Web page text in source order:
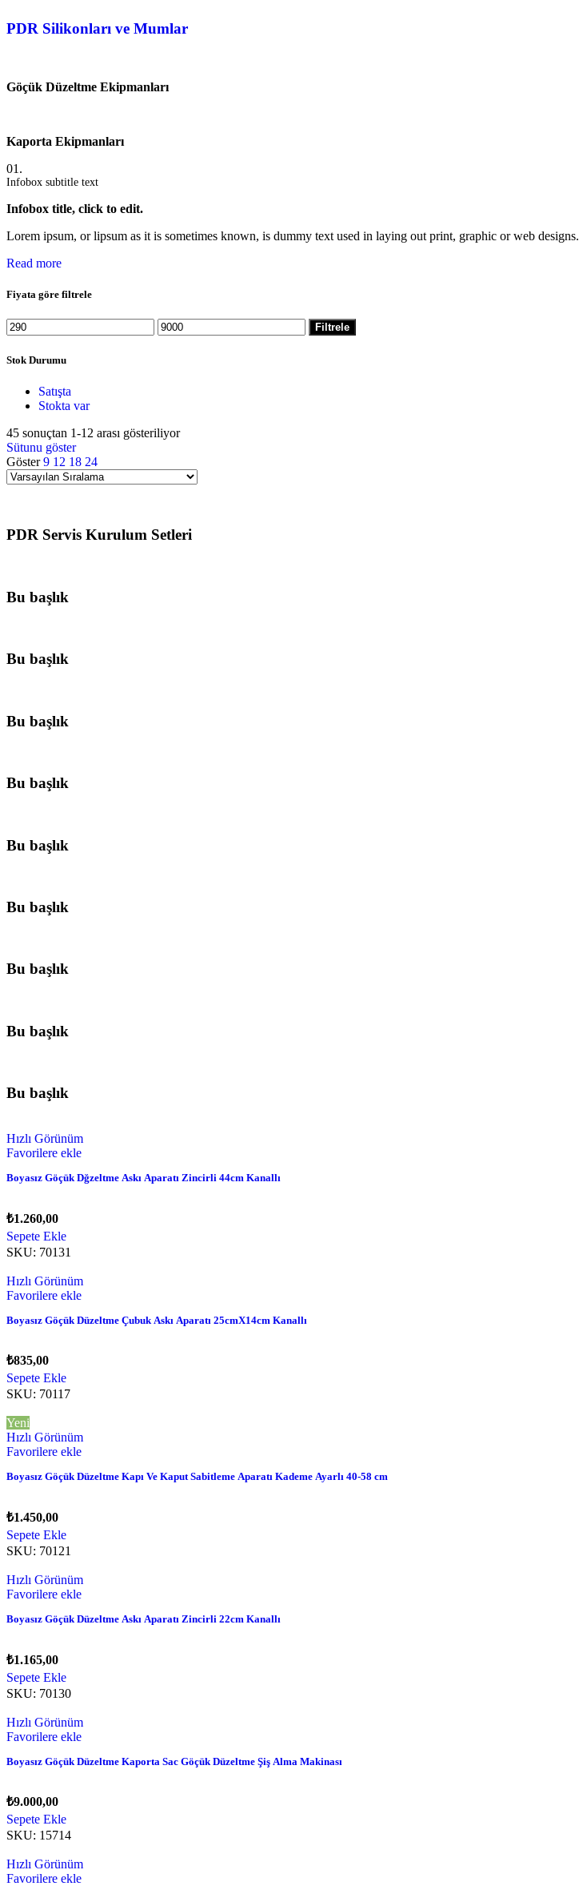
PDR Silikonları ve Mumlar
Göçük Düzeltme Ekipmanları
Kaporta Ekipmanları
01.
Infobox subtitle text
Infobox title, click to edit.
Lorem ipsum, or lipsum as it is sometimes known, is dummy text used in laying out print, graphic or web designs.
Read more
Fiyata göre filtrele
En
düşük
fiyat
En
yüksek
Filtrele
Stok Durumu
Satışta
Stokta var
45 sonuçtan 1-12 arası gösteriliyor
Sütunu göster
Göster9 12 18 24
PDR Servis Kurulum Setleri
Bu başlık
Bu başlık
Bu başlık
Bu başlık
Bu başlık
Bu başlık
Bu başlık
Bu başlık
Bu başlık
Hızlı Görünüm
Favorilere ekle
Boyasız Göçük Dğzeltme Askı Aparatı Zincirli 44cm Kanallı
₺1.260,00
Sepete Ekle
SKU: 70131
Hızlı Görünüm
Favorilere ekle
Boyasız Göçük Düzeltme Çubuk Askı Aparatı 25cmX14cm Kanallı
₺835,00
Sepete Ekle
SKU: 70117
Yeni
Hızlı Görünüm
Favorilere ekle
Boyasız Göçük Düzeltme Kapı Ve Kaput Sabitleme Aparatı Kademe Ayarlı 40-58 cm
₺1.450,00
Sepete Ekle
SKU: 70121
Hızlı Görünüm
Favorilere ekle
Boyasız Göçük Düzeltme Askı Aparatı Zincirli 22cm Kanallı
₺1.165,00
Sepete Ekle
SKU: 70130
Hızlı Görünüm
Favorilere ekle
Boyasız Göçük Düzeltme Kaporta Sac Göçük Düzeltme Şiş Alma Makinası
₺9.000,00
Sepete Ekle
SKU: 15714
Hızlı Görünüm
Favorilere ekle